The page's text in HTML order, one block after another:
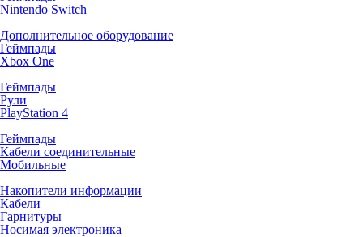
Nintendo Switch
Дополнительное оборудование
Геймпады
Xbox One
Геймпады
Рули
PlayStation 4
Геймпады
Кабели соединительные
Мобильные
Накопители информации
Кабели
Гарнитуры
Носимая электроника